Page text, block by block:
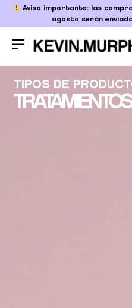
Aviso importante: las
agosto serán
TIPOS DE
TRATAMIENTOS